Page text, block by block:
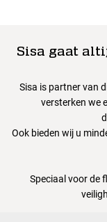
Sisa gaat
Sisa is partner van
versterken we
Ook bieden wij u
Speciaal voor de